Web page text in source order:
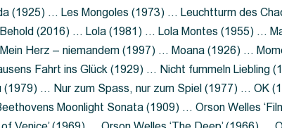
(1925) … Les Mongoles (1973) … Leuchtturm des
(2016) … Lola (1981) … Lola Montes (1955) …
Herz – niemandem (1997) … Moana (1926) …
Fahrt ins Glück (1929) … Nicht fummeln
(1979) … Nur zum Spass, nur zum Spiel (1977) … OK
Moonlight Sonata (1909) … Orson Welles